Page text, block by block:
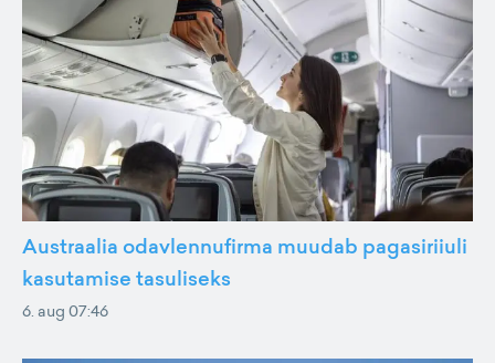
Austraalia odavlennufirma muudab pagasiriiuli
kasutamise tasuliseks
6. aug 07:46